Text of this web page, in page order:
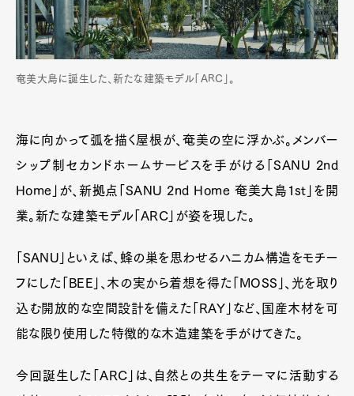
奄美大島に誕生した、新たな建築モデル「ARC」。
海に向かって弧を描く屋根が、奄美の空に浮かぶ。メンバー
シップ制セカンドホームサービスを手がける「SANU 2nd
Home」が、新拠点「SANU 2nd Home 奄美大島1st」を開
業。新たな建築モデル「ARC」が姿を現した。
「SANU」といえば、蜂の巣を思わせるハニカム構造をモチー
フにした「BEE」、木の実から着想を得た「MOSS」、光を取り
込む開放的な空間設計を備えた「RAY」など、国産木材を可
能な限り使用した特徴的な木造建築を手がけてきた。
今回誕生した「ARC」は、自然との共生をテーマに活動する